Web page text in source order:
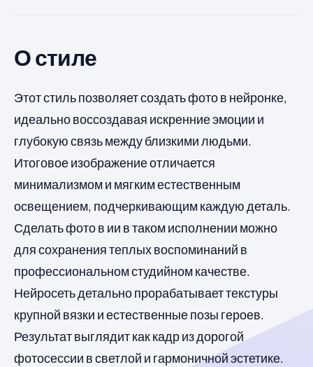
О стиле
Этот стиль позволяет создать фото в нейронке,
идеально воссоздавая искренние эмоции и
глубокую связь между близкими людьми.
Итоговое изображение отличается
минимализмом и мягким естественным
освещением, подчеркивающим каждую деталь.
Сделать фото в ии в таком исполнении можно
для сохранения теплых воспоминаний в
профессиональном студийном качестве.
Нейросеть детально прорабатывает текстуры
крупной вязки и естественные позы героев.
Результат выглядит как кадр из дорогой
фотосессии в светлой и гармоничной эстетике.